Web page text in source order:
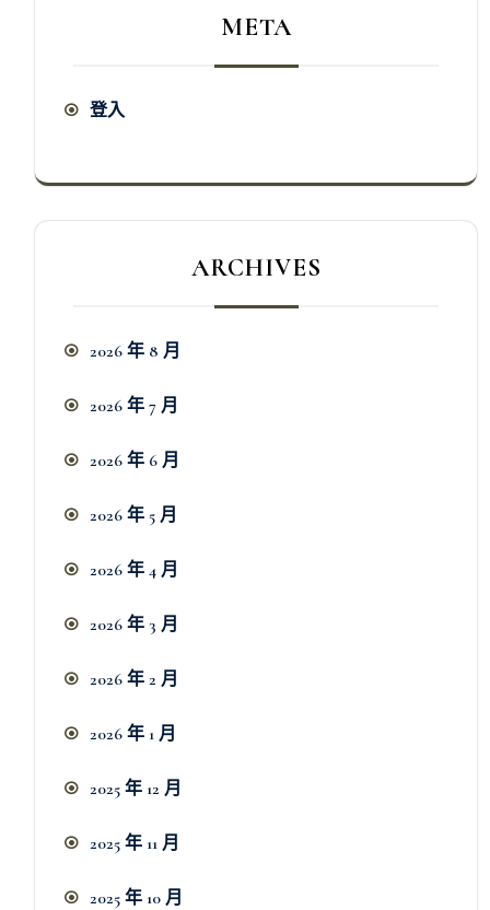
META
登入
ARCHIVES
2026 年 8 月
2026 年 7 月
2026 年 6 月
2026 年 5 月
2026 年 4 月
2026 年 3 月
2026 年 2 月
2026 年 1 月
2025 年 12 月
2025 年 11 月
2025 年 10 月